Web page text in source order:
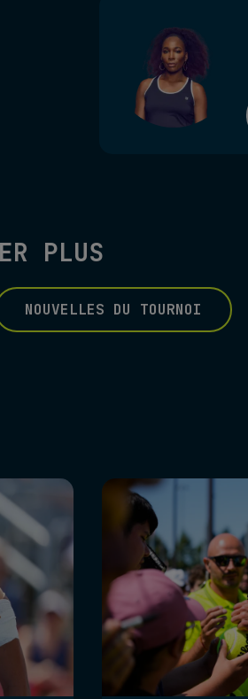
PLUS
NOUVELLES DU TOURNOI